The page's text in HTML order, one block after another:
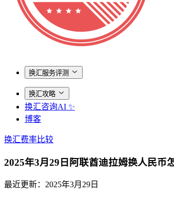
换汇服务评测
换汇攻略
换汇咨询AI ✨
博客
换汇费率比较
2025年3月29日阿联酋迪拉姆换人民币
最近更新： 2025年3月29日